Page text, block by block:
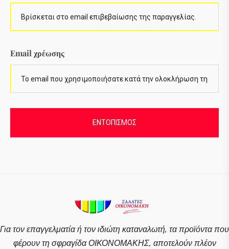
Email χρέωσης
ΕΝΤΟΠΙΣΜΌΣ
Για τον επαγγελματία ή τον ιδιώτη καταναλωτή, τα προϊόντα που
φέρουν τη σφραγίδα ΟΙΚΟΝΟΜΑΚΗΣ, αποτελούν πλέον